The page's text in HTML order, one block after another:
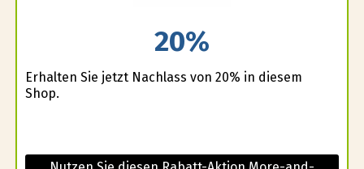
20%
Erhalten Sie jetzt Nachlass von 20% in diesem
Shop.